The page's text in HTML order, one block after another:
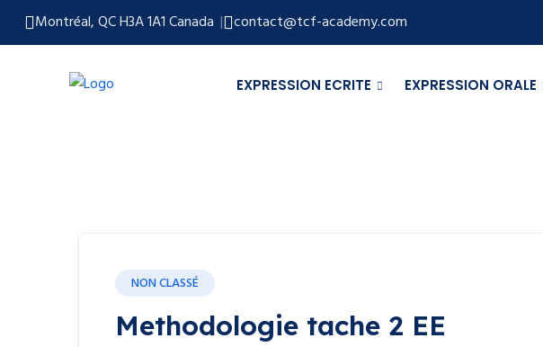
Montréal, QC H3A 1A1 Canada contact@tcf-academy.com
EXPRESSION ECRITE EXPRESSION ORALE
NON CLASSÉ
Methodologie tache 2 EE